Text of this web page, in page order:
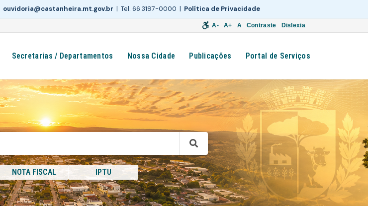
ouvidoria@castanheira.mt.gov.br | Tel. 66 3197-0000 | Política de Privacidade
A- A+ A Contraste Dislexia
Secretarias / Departamentos Nossa Cidade Publicações Portal de Serviços
NOTA FISCAL IPTU